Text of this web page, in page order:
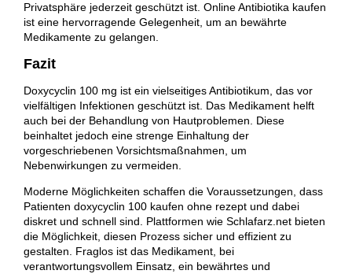
Privatsphäre jederzeit geschützt ist. Online Antibiotika kaufen
ist eine hervorragende Gelegenheit, um an bewährte
Medikamente zu gelangen.
Fazit
Doxycyclin 100 mg ist ein vielseitiges Antibiotikum, das vor
vielfältigen Infektionen geschützt ist. Das Medikament helft
auch bei der Behandlung von Hautproblemen. Diese
beinhaltet jedoch eine strenge Einhaltung der
vorgeschriebenen Vorsichtsmaßnahmen, um
Nebenwirkungen zu vermeiden.
Moderne Möglichkeiten schaffen die Voraussetzungen, dass
Patienten doxycyclin 100 kaufen ohne rezept und dabei
diskret und schnell sind. Plattformen wie Schlafarz.net bieten
die Möglichkeit, diesen Prozess sicher und effizient zu
gestalten. Fraglos ist das Medikament, bei
verantwortungsvollem Einsatz, ein bewährtes und